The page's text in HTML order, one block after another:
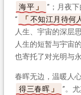
海平
”；月夜
“
不知江月待何
人生、宇宙的深层
人生的短暂与宇宙
也寄托了对光明与
春晖无边，温暖人
得三春晖
”。